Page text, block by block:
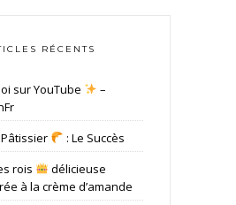
RÉCENTS
sur YouTube
–
: Le Succès
rois
délicieuse
à la crème d’amande